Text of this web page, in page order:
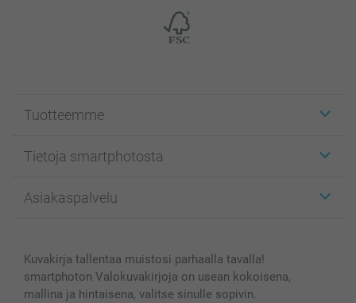
Tuotteemme
Kuvakortit
Kuvakirjat
Kännykkä & Tabletti
MyNameBook
Tietoja smartphotosta
Affiliate ohjelma
Sivukartta
Ehdot/takuut
Asiakaspalvelu
smartbonus
Hinnat & maksutavat
Kuvakirja tallentaa muistosi parhaalla tavalla!
smartphoton Valokuvakirjoja on usean kokoisena,
mallina ja hintaisena, valitse sinulle sopivin.